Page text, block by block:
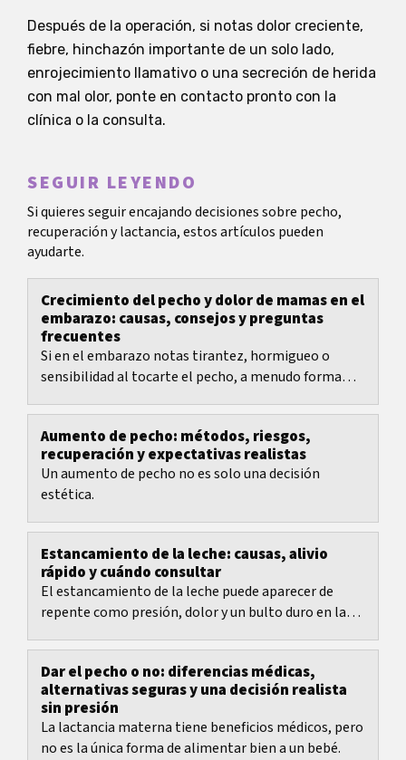
Después de la operación, si notas dolor creciente,
fiebre, hinchazón importante de un solo lado,
enrojecimiento llamativo o una secreción de herida
con mal olor, ponte en contacto pronto con la
clínica o la consulta.
SEGUIR LEYENDO
Si quieres seguir encajando decisiones sobre pecho,
recuperación y lactancia, estos artículos pueden
ayudarte.
Crecimiento del pecho y dolor de mamas en el
embarazo: causas, consejos y preguntas
frecuentes
Si en el embarazo notas tirantez, hormigueo o
sensibilidad al tocarte el pecho, a menudo forma
Aumento de pecho: métodos, riesgos,
recuperación y expectativas realistas
Un aumento de pecho no es solo una decisión
estética.
Estancamiento de la leche: causas, alivio
rápido y cuándo consultar
El estancamiento de la leche puede aparecer de
repente como presión, dolor y un bulto duro en la
Dar el pecho o no: diferencias médicas,
alternativas seguras y una decisión realista
sin presión
La lactancia materna tiene beneficios médicos, pero
no es la única forma de alimentar bien a un bebé.